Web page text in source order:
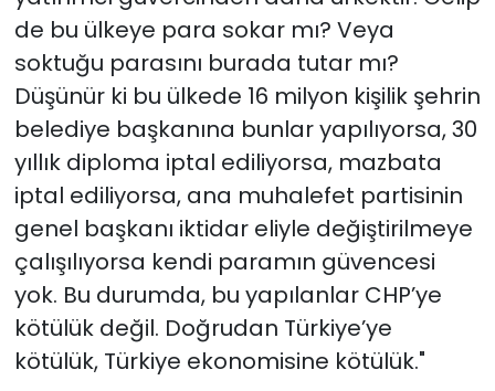
de bu ülkeye para sokar mı? Veya
soktuğu parasını burada tutar mı?
Düşünür ki bu ülkede 16 milyon kişilik şehrin
belediye başkanına bunlar yapılıyorsa, 30
yıllık diploma iptal ediliyorsa, mazbata
iptal ediliyorsa, ana muhalefet partisinin
genel başkanı iktidar eliyle değiştirilmeye
çalışılıyorsa kendi paramın güvencesi
yok. Bu durumda, bu yapılanlar CHP’ye
kötülük değil. Doğrudan Türkiye’ye
kötülük, Türkiye ekonomisine kötülük."